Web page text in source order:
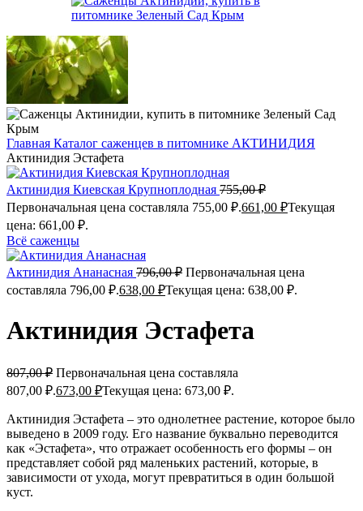
Главная Каталог саженцев в питомнике АКТИНИДИЯ
Актинидия Эстафета
Актинидия Киевская Крупноплодная 755,00₽
Первоначальная цена составляла 755,00 ₽.661,00 ₽Текущая
цена: 661,00 ₽.
Всё саженцы
Актинидия Ананасная 796,00₽ Первоначальная цена
составляла 796,00 ₽.638,00 ₽Текущая цена: 638,00 ₽.
Актинидия Эстафета
807,00₽ Первоначальная цена составляла
807,00 ₽.673,00 ₽Текущая цена: 673,00 ₽.
Актинидия Эстафета – это однолетнее растение, которое было
выведено в 2009 году. Его название буквально переводится
как «Эстафета», что отражает особенность его формы – он
представляет собой ряд маленьких растений, которые, в
зависимости от ухода, могут превратиться в один большой
куст.